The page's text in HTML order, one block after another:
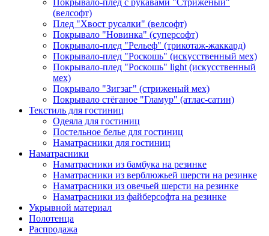
Покрывало-плед с рукавами "Стриженый"
(велсофт)
Плед "Хвост русалки" (велсофт)
Покрывало "Новинка" (суперсофт)
Покрывало-плед "Рельеф" (трикотаж-жаккард)
Покрывало-плед "Роскошь" (искусственный мех)
Покрывало-плед "Роскошь" light (искусственный
мех)
Покрывало "Зигзаг" (стриженый мех)
Покрывало стёганое "Гламур" (атлас-сатин)
Текстиль для гостиниц
Одеяла для гостиниц
Постельное белье для гостиниц
Наматрасники для гостиниц
Наматрасники
Наматрасники из бамбука на резинке
Наматрасники из верблюжьей шерсти на резинке
Наматрасники из овечьей шерсти на резинке
Наматрасники из файберсофта на резинке
Укрывной материал
Полотенца
Распродажа